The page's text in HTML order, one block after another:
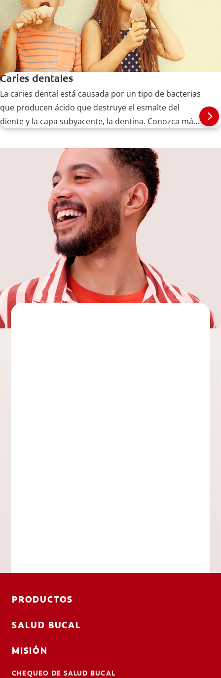
Caries dentales
La caries dental está causada por un tipo de bacterias
que producen ácido que destruye el esmalte del
diente y la capa subyacente, la dentina. Conozca más
PRODUCTOS
SALUD BUCAL
MISIÓN
CHEQUEO DE SALUD BUCAL